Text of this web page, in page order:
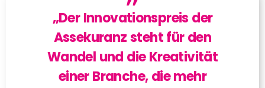
„Der Innovationspreis der
Assekuranz steht für den
Wandel und die Kreativität
einer Branche, die mehr